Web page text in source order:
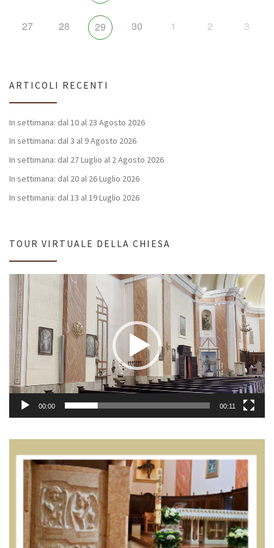
27 28 29 30 1 2 3
ARTICOLI RECENTI
In settimana: dal 10 al 23 Agosto 2026
In settimana: dal 3 al 9 Agosto 2026
In settimana: dal 27 Luglio al 2 Agosto 2026
In settimana: dal 20 al 26 Luglio 2026
In settimana: dal 13 al 19 Luglio 2026
TOUR VIRTUALE DELLA CHIESA
Video
Player
00:00 00:11